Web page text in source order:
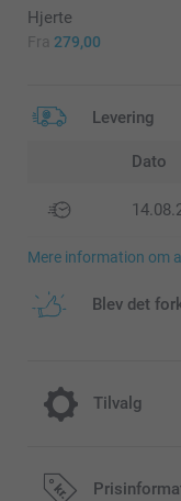
Hjerte
Fra 279,00
Levering
Dato
Mere information om
Blev det
Tilvalg
Afkøling til